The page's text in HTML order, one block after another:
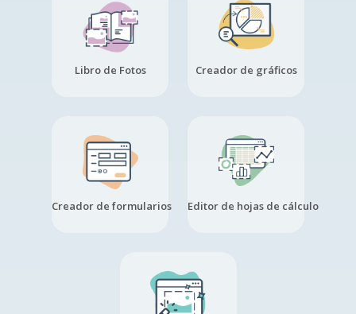
Libro de Fotos Creador de gráficos
Creador de formularios Editor de hojas de cálculo